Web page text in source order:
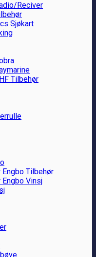
Reciver
Sjøkart
Tilbehør
Tilbehør
Vinsj